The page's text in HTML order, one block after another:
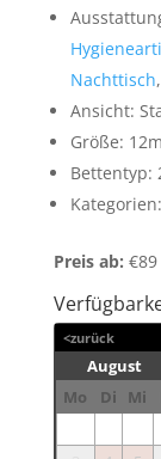
Nachttisch,
Ansicht:
Größe:
Bettentyp:
Kategorien:
Preis ab: €89
<zurück
Mo Di Mi